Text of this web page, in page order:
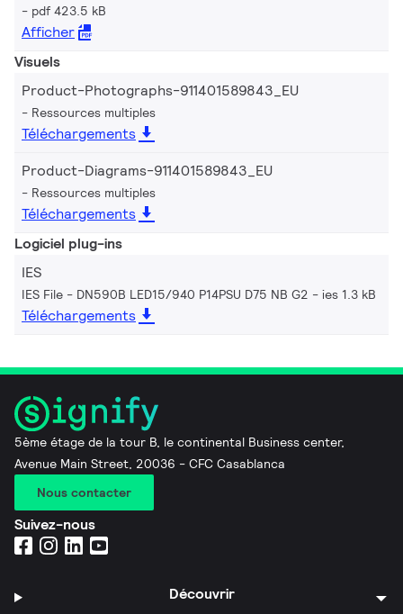
pdf 423.5 kB
Afficher
Visuels
Product-Photographs-911401589843_EU
Ressources multiples
Téléchargements
Product-Diagrams-911401589843_EU
Ressources multiples
Téléchargements
Logiciel plug-ins
IES
IES File - DN590B LED15/940 P14PSU D75 NB G2 ies 1.3 kB
Téléchargements
5ème étage de la tour B, le continental Business center,
Avenue Main Street, 20036 - CFC Casablanca
Nous contacter
Suivez-nous
Découvrir